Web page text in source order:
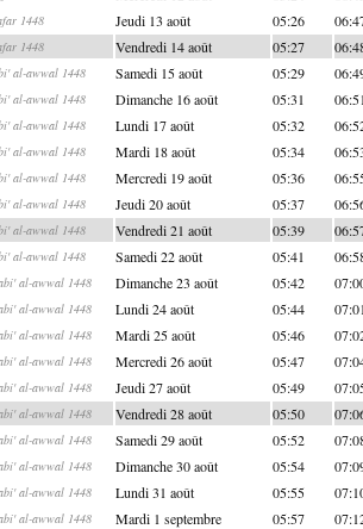
1448 Jeudi 13 août 05:26
1448 Vendredi 14 août 05:27
al-awwal 1448 Samedi 15 août 05:29
al-awwal 1448 Dimanche 16 août 05:31 06:51
al-awwal 1448 Lundi 17 août 05:32
al-awwal 1448 Mardi 18 août 05:34
al-awwal 1448 Mercredi 19 août 05:36
al-awwal 1448 Jeudi 20 août 05:37
al-awwal 1448 Vendredi 21 août 05:39
al-awwal 1448 Samedi 22 août 05:41
al-awwal 1448 Dimanche 23 août 05:42
al-awwal 1448 Lundi 24 août 05:44 07:01
al-awwal 1448 Mardi 25 août 05:46
al-awwal 1448 Mercredi 26 août 05:47
al-awwal 1448 Jeudi 27 août 05:49
al-awwal 1448 Vendredi 28 août 05:50
al-awwal 1448 Samedi 29 août 05:52
al-awwal 1448 Dimanche 30 août 05:54
al-awwal 1448 Lundi 31 août 05:55
al-awwal 1448 Mardi 1 septembre 05:57